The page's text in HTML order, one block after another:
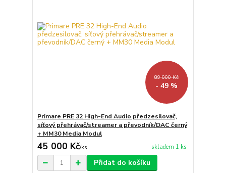
89 000 Kč
- 49 %
Primare PRE 32 High-End Audio předzesilovač,
síťový přehrávač/streamer a převodník/DAC černý
+ MM30 Media Modul
45 000 Kč/ks skladem 1 ks
Přidat do košíku